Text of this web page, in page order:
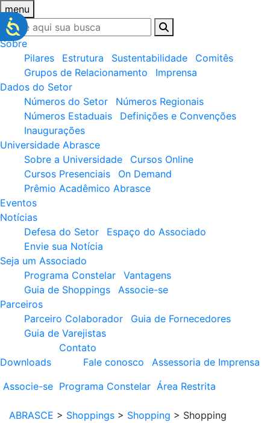
menu
Sobre
Pilares
Estrutura Sustentabilidade
Comitês
Grupos de Relacionamento
Imprensa
Dados do Setor
Números do Setor
Números Regionais
Números Estaduais
Definições e Convenções
Inaugurações
Universidade Abrasce
Sobre a Universidade
Cursos Online
Cursos Presenciais
On Demand
Prêmio Acadêmico Abrasce
Eventos
Notícias
Defesa do Setor
Espaço do Associado
Envie sua Notícia
Seja um Associado
Programa Constelar
Vantagens
Guia de Shoppings
Associe-se
Parceiros
Parceiro Colaborador
Guia de Fornecedores
Guia de Varejistas
Downloads
Contato
Fale conosco
Assessoria de Imprensa
Associe-se Programa Constelar Área Restrita
ABRASCE > Shoppings > Shopping > Shopping